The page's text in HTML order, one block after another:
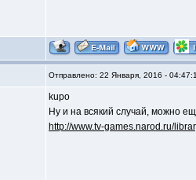
Отправлено: 22 Января, 2016 -
kupo
Ну и на всякий случай, можно
http://www.tv-games.narod.ru/